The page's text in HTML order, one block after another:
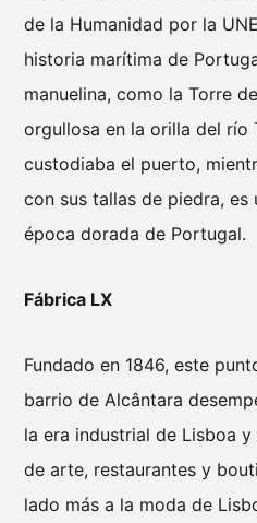
de la Humanidad por la
historia marítima de
manuelina, como la Torre
orgullosa en la orilla del río
custodiaba el puerto,
con sus tallas de piedra, es
época dorada de Portugal.
Fábrica LX
Fundado en 1846, este
barrio de Alcântara
la era industrial de Lisboa
de arte, restaurantes y
lado más a la moda de